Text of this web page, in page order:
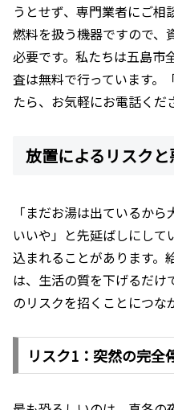
うとせず、専門業者にご
燃料を扱う機器ですので、
必要です。私たちは五島市
査は無料で行っています。
たら、お気軽にお電話くだ
放置によるリスク
「まだお湯は出ているか
いいや」と先延ばしにして
込まれることがあります。
は、生活の質を下げるだけ
のリスクを招くことにつな
リスク1：突然の完全